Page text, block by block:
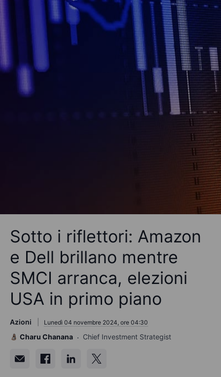
Sotto i riflettori: Amazon
e Dell brillano mentre
SMCI arranca, elezioni
USA in primo piano
Azioni Lunedì 04 novembre 2024, ore 04:30
Charu Chanana Chief Investment Strategist